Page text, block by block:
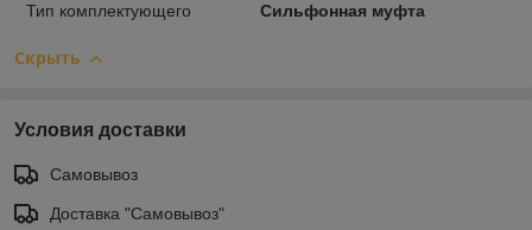
Тип комплектующего Сильфонная муфта
Скрыть
Условия доставки
Самовывоз
Доставка "Самовывоз"